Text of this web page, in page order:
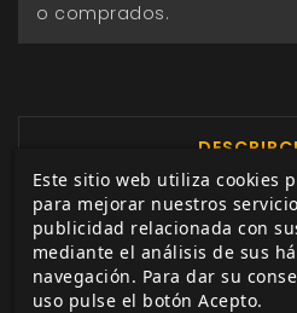
o comprados.
En los bajos fondos de la
veinte se habla del
pueblo es un terrorista,
Este sitio web utiliza cookies
para mejorar nuestros
publicidad relacionada con
mediante el análisis de sus
navegación. Para dar su
uso pulse el botón Acepto.